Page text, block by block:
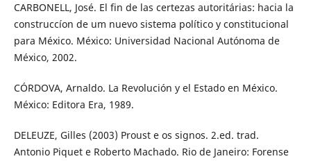
CARBONELL, José. El fin de las certezas autoritárias: hacia la
construccíon de um nuevo sistema político y constitucional
para México. México: Universidad Nacional Autónoma de
México, 2002.
CÓRDOVA, Arnaldo. La Revolución y el Estado en México.
México: Editora Era, 1989.
DELEUZE, Gilles (2003) Proust e os signos. 2.ed. trad.
Antonio Piquet e Roberto Machado. Rio de Janeiro: Forense